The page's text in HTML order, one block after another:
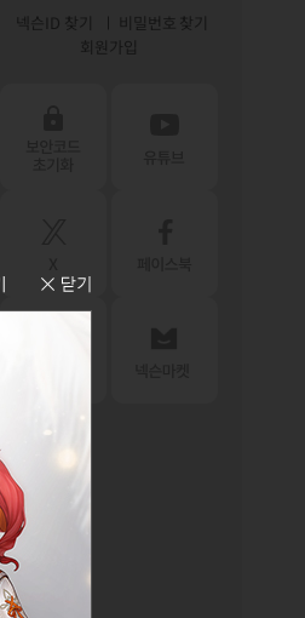
넥슨ID 찾기
비밀번호 찾기
회원가입